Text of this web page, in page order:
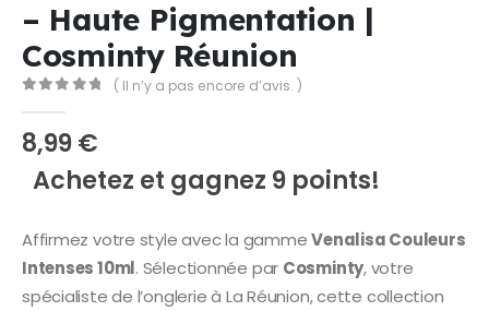
– Haute Pigmentation |
Cosminty Réunion
( Il n’y a pas encore d’avis. )
8,99€
Achetez et gagnez 9 points!
Affirmez votre style avec la gammeVenalisa Couleurs
Intenses 10ml. Sélectionnée par Cosminty, votre
spécialiste de l’onglerie à La Réunion, cette collection